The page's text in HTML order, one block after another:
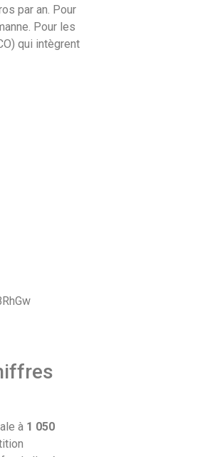
par an. Pour
Pour les
qui intègrent
à 1 050